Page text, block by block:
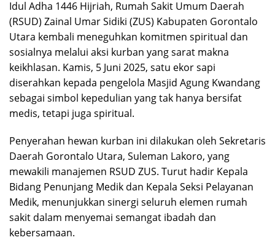
Idul Adha 1446 Hijriah, Rumah Sakit Umum Daerah
(RSUD) Zainal Umar Sidiki (ZUS) Kabupaten Gorontalo
Utara kembali meneguhkan komitmen spiritual dan
sosialnya melalui aksi kurban yang sarat makna
keikhlasan. Kamis, 5 Juni 2025, satu ekor sapi
diserahkan kepada pengelola Masjid Agung Kwandang
sebagai simbol kepedulian yang tak hanya bersifat
medis, tetapi juga spiritual.
Penyerahan hewan kurban ini dilakukan oleh Sekretaris
Daerah Gorontalo Utara, Suleman Lakoro, yang
mewakili manajemen RSUD ZUS. Turut hadir Kepala
Bidang Penunjang Medik dan Kepala Seksi Pelayanan
Medik, menunjukkan sinergi seluruh elemen rumah
sakit dalam menyemai semangat ibadah dan
kebersamaan.